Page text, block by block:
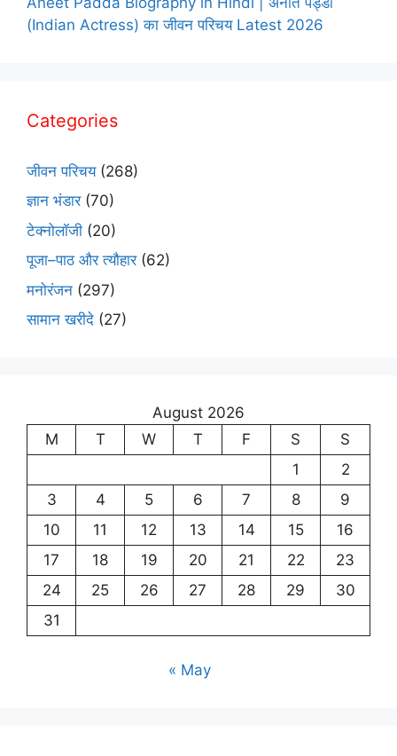
(Indian Actress) का जीवन परिचय Latest 2026
Categories
जीवन परिचय(268)
ज्ञान भंडार(70)
टेक्नोलॉजी (20)
पूजा–पाठ और त्यौहार(62)
मनोरंजन (297)
सामान खरीदे (27)
August 2026
M
T W T F S
S
1
2
3
4 5 6 7 8
9
10
11 12 13 14 15
16
17
18 19 20 21 22
23
24
25 26 27 28 29
30
31
« May